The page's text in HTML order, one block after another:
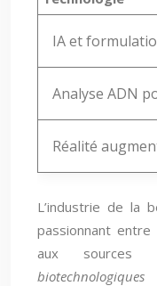
IA et
Analyse ADN
Réalité
L’industrie de la
passionnant
aux sources